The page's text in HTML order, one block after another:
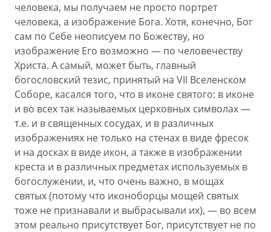
человека, мы получаем не просто портрет
человека, а изображение Бога. Хотя, конечно, Бог
сам по Себе неописуем по Божеству, но
изображение Его возможно — по человечеству
Христа. А самый, может быть, главный
богословский тезис, принятый на VII Вселенском
Соборе, касался того, что в иконе святого: в иконе
и во всех так называемых церковных символах —
т.е. и в священных сосудах, и в различных
изображениях не только на стенах в виде фресок
и на досках в виде икон, а также в изображении
креста и в различных предметах используемых в
богослужении, и, что очень важно, в мощах
святых (потому что иконоборцы мощей святых
тоже не признавали и выбрасывали их), — во всем
этом реально присутствует Бог, присутствует не по